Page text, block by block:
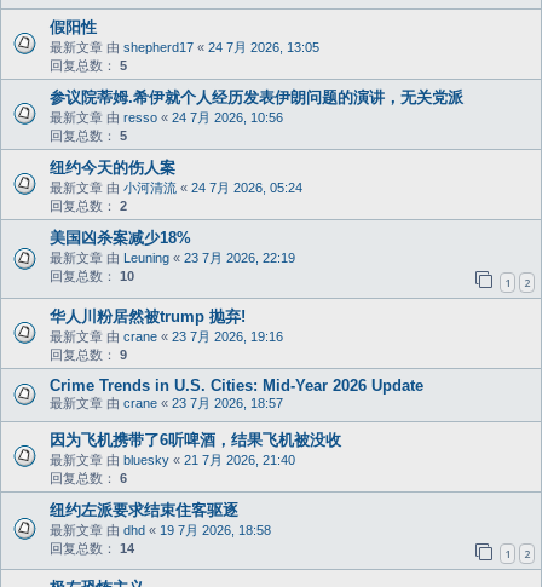
假阳性
最新文章 由 shepherd17 « 24 7月 2026, 13:05
回复总数： 5
参议院蒂姆.希伊就个人经历发表伊朗问题的演讲，无关党派
最新文章 由 resso « 24 7月 2026, 10:56
回复总数： 5
纽约今天的伤人案
最新文章 由 小河清流 « 24 7月 2026, 05:24
回复总数： 2
美国凶杀案减少18%
最新文章 由 Leuning « 23 7月 2026, 22:19
回复总数： 10 1 2
华人川粉居然被trump 抛弃!
最新文章 由 crane « 23 7月 2026, 19:16
回复总数： 9
Crime Trends in U.S. Cities: Mid-Year 2026 Update
最新文章 由 crane « 23 7月 2026, 18:57
因为飞机携带了6听啤酒，结果飞机被没收
最新文章 由 bluesky « 21 7月 2026, 21:40
回复总数： 6
纽约左派要求结束住客驱逐
最新文章 由 dhd « 19 7月 2026, 18:58
回复总数： 14 1 2